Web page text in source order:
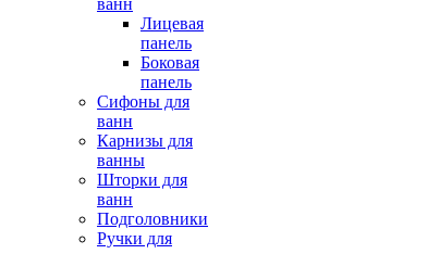
ванн
Лицевая
панель
Боковая
панель
Сифоны для
ванн
Карнизы для
ванны
Шторки для
ванн
Подголовники
Ручки для